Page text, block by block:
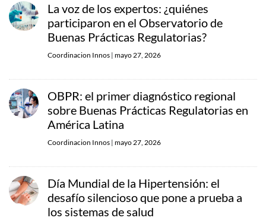
La voz de los expertos: ¿quiénes
participaron en el Observatorio de
Buenas Prácticas Regulatorias?
Coordinacion Innos | mayo 27, 2026
OBPR: el primer diagnóstico regional
sobre Buenas Prácticas Regulatorias en
América Latina
Coordinacion Innos | mayo 27, 2026
Día Mundial de la Hipertensión: el
desafío silencioso que pone a prueba a
los sistemas de salud